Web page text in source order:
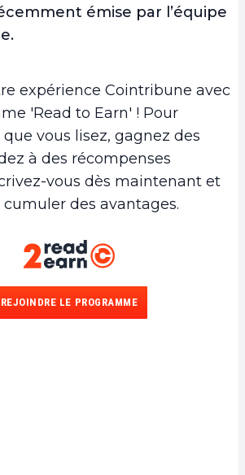
émise par l’équipe
expérience Cointribune avec
'Read to Earn' ! Pour
vous lisez, gagnez des
à des récompenses
vous dès maintenant et
des avantages.
REJOINDRE LE PROGRAMME